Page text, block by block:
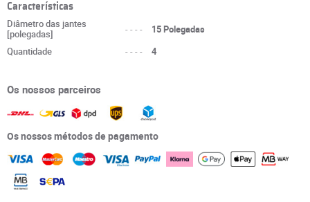
Características
Diâmetro das jantes
[polegadas]
----
15 Polegadas
Quantidade
---- 4
Os nossos parceiros
Os nossos métodos de pagamento